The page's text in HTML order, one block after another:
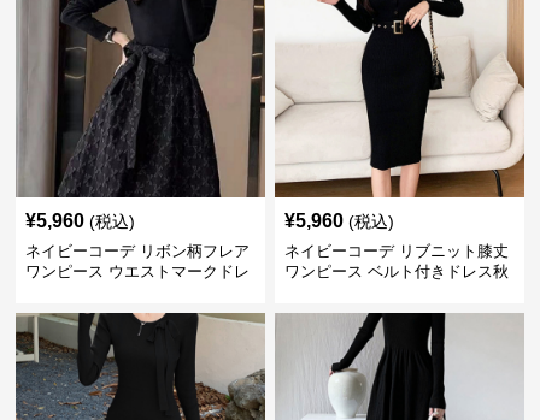
¥5,960 (税込)
ネイビーコーデ リボン柄フレア
ワンピース ウエストマークドレ
¥5,960 (税込)
ネイビーコーデ リブニット膝丈
ワンピース ベルト付きドレス秋